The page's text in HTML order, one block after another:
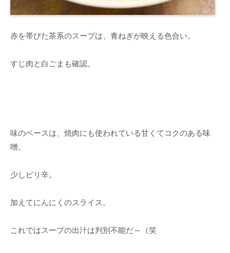
赤を帯びた茶系のスープは、青ねぎが映える色合い。
すじ肉と白ごまも確認。
味のベースは、焼肉にも使われている甘くてコクのある味
噌。
少しピリ辛。
加えてにんにくのスライス。
これではスープの出汁は判別不能だ～（笑